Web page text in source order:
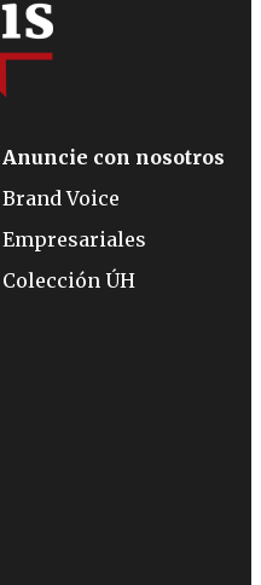
Anuncie con nosotros
Brand Voice
Empresariales
Colección ÚH